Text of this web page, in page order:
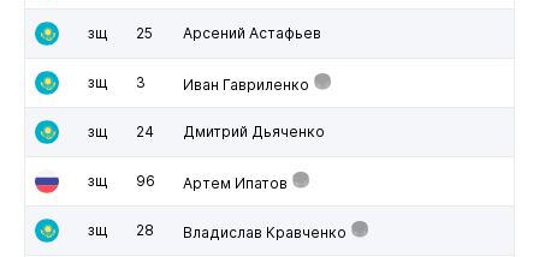
зщ 25 Арсений Астафьев
зщ 3 Иван Гавриленко
зщ 24 Дмитрий Дьяченко
зщ 96 Артем Ипатов
зщ 28 Владислав Кравченко